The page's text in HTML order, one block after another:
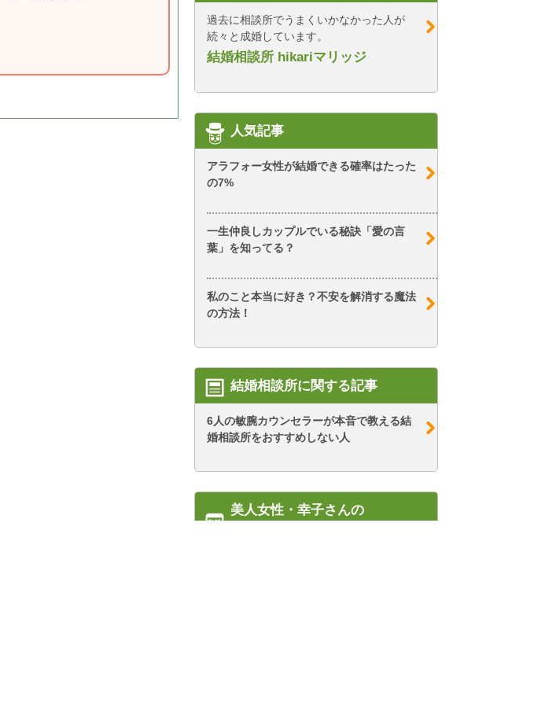
過去に相談所でうまくいかなかった人が
続々と成婚しています。
結婚相談所 hikariマリッジ
人気記事
アラフォー女性が結婚できる確率はたった
の7%
一生仲良しカップルでいる秘訣「愛の言
葉」を知ってる？
私のこと本当に好き？不安を解消する魔法
の方法！
結婚相談所に関する記事
6人の敏腕カウンセラーが本音で教える結
婚相談所をおすすめしない人
美人女性・幸子さんの